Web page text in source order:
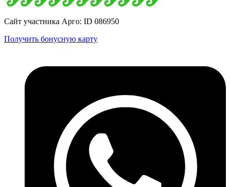
Сайт участника Арго: ID 086950
Получить бонусную карту